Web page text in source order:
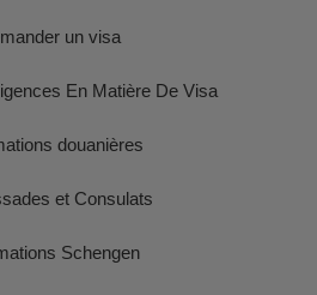
un visa
En Matière De Visa
douanières
et Consulats
Schengen